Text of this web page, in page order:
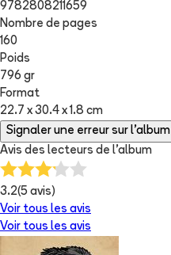
9782808211659
Nombre de pages
160
Poids
796 gr
Format
22.7 x 30.4 x 1.8 cm
Signaler une erreur sur l'album
Avis des lecteurs de l'album
3.2(5 avis)
Voir tous les avis
Voir tous les avis